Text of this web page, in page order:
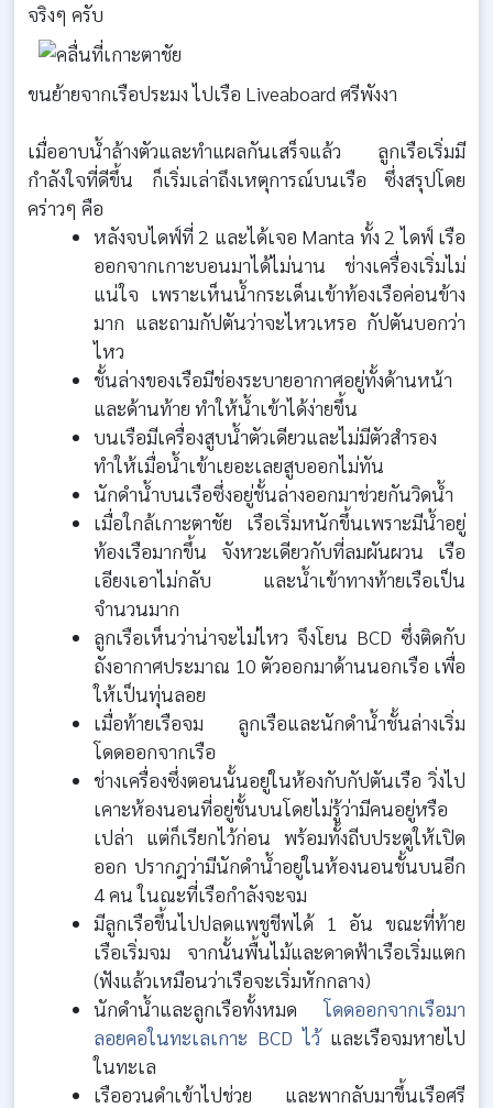
จริงๆ ครับ
ขนย้ายจากเรือประมง ไปเรือ Liveaboard ศรีพังงา
เมื่ออาบน้ำล้างตัวและทำแผลกันเสร็จแล้ว ลูกเรือเริ่มมี
กำลังใจที่ดีขึ้น ก็เริ่มเล่าถึงเหตุการณ์บนเรือ ซึ่งสรุปโดย
คร่าวๆ คือ
หลังจบไดฟ์ที่ 2 และได้เจอ Manta ทั้ง 2 ไดฟ์ เรือ
ออกจากเกาะบอนมาได้ไม่นาน ช่างเครื่องเริ่มไม่
แน่ใจ เพราะเห็นน้ำกระเด็นเข้าท้องเรือค่อนข้าง
มาก และถามกัปตันว่าจะไหวเหรอ กัปตันบอกว่า
ไหว
ชั้นล่างของเรือมีช่องระบายอากาศอยู่ทั้งด้านหน้า
และด้านท้าย ทำให้น้ำเข้าได้ง่ายขึ้น
บนเรือมีเครื่องสูบน้ำตัวเดียวและไม่มีตัวสำรอง
ทำให้เมื่อน้ำเข้าเยอะเลยสูบออกไม่ทัน
นักดำน้ำบนเรือซึ่งอยู่ชั้นล่างออกมาช่วยกันวิดน้ำ
เมื่อใกล้เกาะตาชัย เรือเริ่มหนักขึ้นเพราะมีน้ำอยู่
ท้องเรือมากขึ้น จังหวะเดียวกับที่ลมผันผวน เรือ
เอียงเอาไม่กลับ และน้ำเข้าทางท้ายเรือเป็น
จำนวนมาก
ลูกเรือเห็นว่าน่าจะไม่ไหว จึงโยน BCD ซึ่งติดกับ
ถังอากาศประมาณ 10 ตัวออกมาด้านนอกเรือ เพื่อ
ให้เป็นทุ่นลอย
เมื่อท้ายเรือจม ลูกเรือและนักดำน้ำชั้นล่างเริ่ม
โดดออกจากเรือ
ช่างเครื่องซึ่งตอนนั้นอยู่ในห้องกับกัปตันเรือ วิ่งไป
เคาะห้องนอนที่อยู่ชั้นบนโดยไม่รู้ว่ามีคนอยู่หรือ
เปล่า แต่ก็เรียกไว้ก่อน พร้อมทั้งถีบประตูให้เปิด
ออก ปรากฎว่ามีนักดำน้ำอยู่ในห้องนอนชั้นบนอีก
4 คน ในณะที่เรือกำลังจะจม
มีลูกเรือขึ้นไปปลดแพชูชีพได้ 1 อัน ขณะที่ท้าย
เรือเริ่มจม จากนั้นพื้นไม้และดาดฟ้าเรือเริ่มแตก
(ฟังแล้วเหมือนว่าเรือจะเริ่มหักกลาง)
นักดำน้ำและลูกเรือทั้งหมดโดดออกจากเรือมา
ลอยคอในทะเลเกาะ BCD ไว้และเรือจมหายไป
ในทะเล
เรืออวนดำเข้าไปช่วย และพากลับมาขึ้นเรือศรี